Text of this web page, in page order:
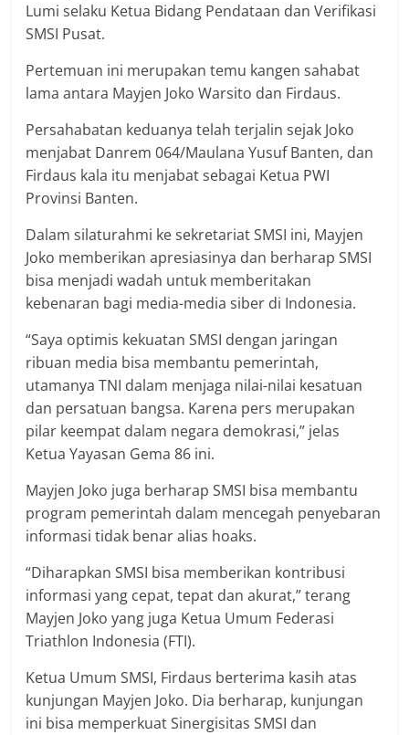
Lumi selaku Ketua Bidang Pendataan dan Verifikasi
SMSI Pusat.
Pertemuan ini merupakan temu kangen sahabat
lama antara Mayjen Joko Warsito dan Firdaus.
Persahabatan keduanya telah terjalin sejak Joko
menjabat Danrem 064/Maulana Yusuf Banten, dan
Firdaus kala itu menjabat sebagai Ketua PWI
Provinsi Banten.
Dalam silaturahmi ke sekretariat SMSI ini, Mayjen
Joko memberikan apresiasinya dan berharap SMSI
bisa menjadi wadah untuk memberitakan
kebenaran bagi media-media siber di Indonesia.
“Saya optimis kekuatan SMSI dengan jaringan
ribuan media bisa membantu pemerintah,
utamanya TNI dalam menjaga nilai-nilai kesatuan
dan persatuan bangsa. Karena pers merupakan
pilar keempat dalam negara demokrasi,” jelas
Ketua Yayasan Gema 86 ini.
Mayjen Joko juga berharap SMSI bisa membantu
program pemerintah dalam mencegah penyebaran
informasi tidak benar alias hoaks.
“Diharapkan SMSI bisa memberikan kontribusi
informasi yang cepat, tepat dan akurat,” terang
Mayjen Joko yang juga Ketua Umum Federasi
Triathlon Indonesia (FTI).
Ketua Umum SMSI, Firdaus berterima kasih atas
kunjungan Mayjen Joko. Dia berharap, kunjungan
ini bisa memperkuat Sinergisitas SMSI dan